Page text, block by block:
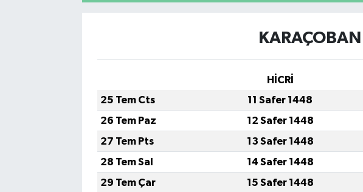
HİCRİ
25 Tem Cts
11 Safer 1448
26 Tem Paz
12 Safer 1448
27 Tem Pts
13 Safer 1448
28 Tem Sal
14 Safer 1448
29 Tem Çar
15 Safer 1448